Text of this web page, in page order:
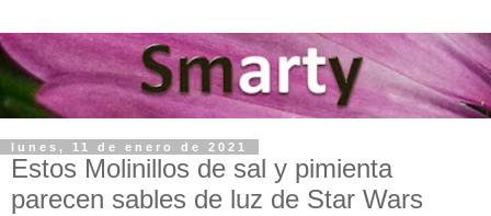
lunes, 11 de enero de 2021
Estos Molinillos de sal y pimienta
parecen sables de luz de Star Wars